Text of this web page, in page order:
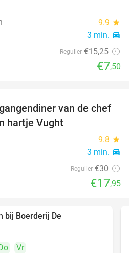
9.9 star
3 min. directions_car
Regulier €15,25
€7,50
40%
van de chef
hartje Vught
9.8 star
3 min. directions_car
Regulier €30
€17,95
bij Boerderij De
Vr